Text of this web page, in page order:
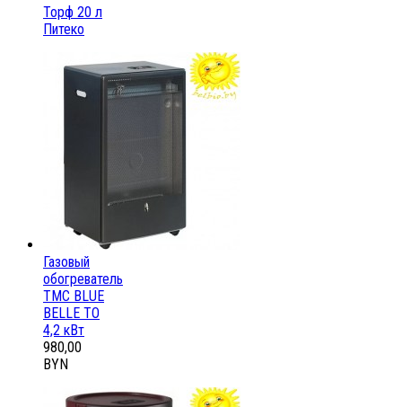
Торф 20 л
Питеко
Газовый
обогреватель
ТМС BLUE
BELLE ТО
4,2 кВт
980,00
BYN